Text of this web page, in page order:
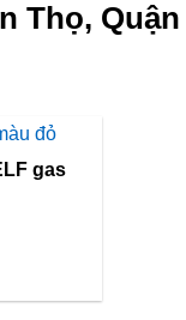
Quận
ELF gas